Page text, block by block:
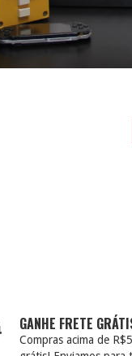
GANHE FRETE
Compras acima de